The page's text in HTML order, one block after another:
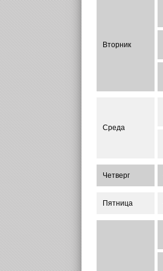
Вторник
Среда
Четверг
Пятница